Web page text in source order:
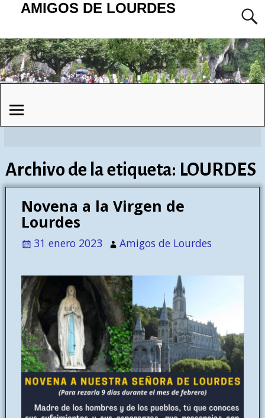
AMIGOS DE LOURDES
Archivo de la etiqueta: LOURDES
Novena a la Virgen de
Lourdes
31 enero 2023 Amigos de Lourdes